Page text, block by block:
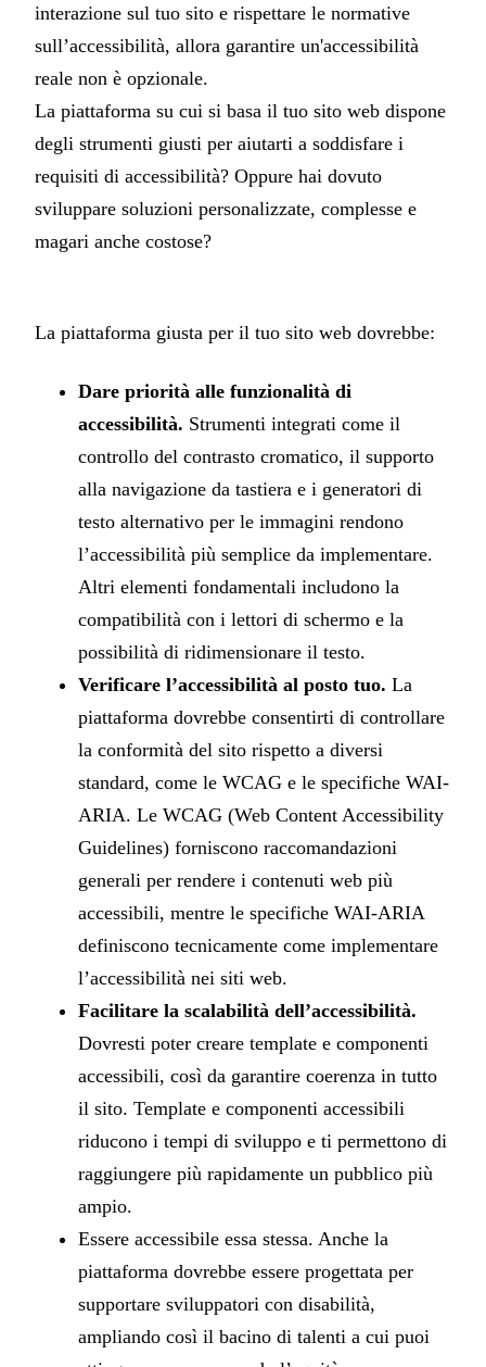
interazione sul tuo sito e rispettare le normative
sull’accessibilità, allora garantire un'accessibilità
reale non è opzionale.
La piattaforma su cui si basa il tuo sito web dispone
degli strumenti giusti per aiutarti a soddisfare i
requisiti di accessibilità? Oppure hai dovuto
sviluppare soluzioni personalizzate, complesse e
magari anche costose?
La piattaforma giusta per il tuo sito web dovrebbe:
Dare priorità alle funzionalità di
accessibilità. Strumenti integrati come il
controllo del contrasto cromatico, il supporto
alla navigazione da tastiera e i generatori di
testo alternativo per le immagini rendono
l’accessibilità più semplice da implementare.
Altri elementi fondamentali includono la
compatibilità con i lettori di schermo e la
possibilità di ridimensionare il testo.
Verificare l’accessibilità al posto tuo. La
piattaforma dovrebbe consentirti di controllare
la conformità del sito rispetto a diversi
standard, come le WCAG e le specifiche WAI-
ARIA. Le WCAG (Web Content Accessibility
Guidelines) forniscono raccomandazioni
generali per rendere i contenuti web più
accessibili, mentre le specifiche WAI-ARIA
definiscono tecnicamente come implementare
l’accessibilità nei siti web.
Facilitare la scalabilità dell’accessibilità.
Dovresti poter creare template e componenti
accessibili, così da garantire coerenza in tutto
il sito. Template e componenti accessibili
riducono i tempi di sviluppo e ti permettono di
raggiungere più rapidamente un pubblico più
ampio.
Essere accessibile essa stessa. Anche la
piattaforma dovrebbe essere progettata per
supportare sviluppatori con disabilità,
ampliando così il bacino di talenti a cui puoi